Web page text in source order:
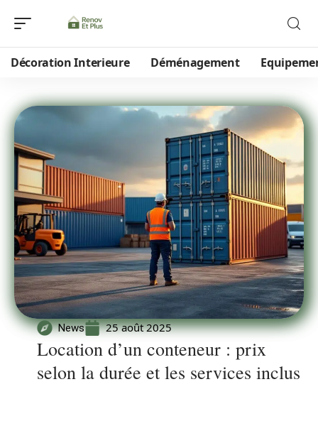
Décoration Interieure Déménagement
News 25 août 2025
Location d’un conteneur : prix
selon la durée et les services inclus